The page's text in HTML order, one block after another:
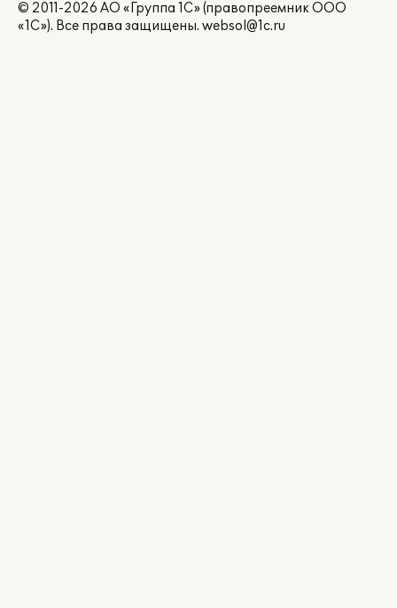
© 2011-2026 АО «Группа 1С» (правопреемник ООО
«1С»). Все права защищены. websol@1c.ru